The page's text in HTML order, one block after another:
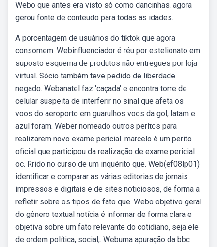
Webo que antes era visto só como dancinhas, agora
gerou fonte de conteúdo para todas as idades.
A porcentagem de usuários do tiktok que agora
consomem. Webinfluenciador é réu por estelionato em
suposto esquema de produtos não entregues por loja
virtual. Sócio também teve pedido de liberdade
negado. Webanatel faz 'caçada' e encontra torre de
celular suspeita de interferir no sinal que afeta os
voos do aeroporto em guarulhos voos da gol, latam e
azul foram. Weber nomeado outros peritos para
realizarem novo exame pericial. marcelo é um perito
oficial que participou da realização de exame pericial
oc. Rrido no curso de um inquérito que. Web(ef08lp01)
identificar e comparar as várias editorias de jornais
impressos e digitais e de sites noticiosos, de forma a
refletir sobre os tipos de fato que. Webo objetivo geral
do gênero textual notícia é informar de forma clara e
objetiva sobre um fato relevante do cotidiano, seja ele
de ordem política, social,. Webuma apuração da bbc